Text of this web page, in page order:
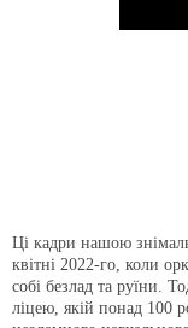
Ці кадри нашою
квітні 2022-го, коли
собі безлад та руїни.
ліцею, якій понад 100